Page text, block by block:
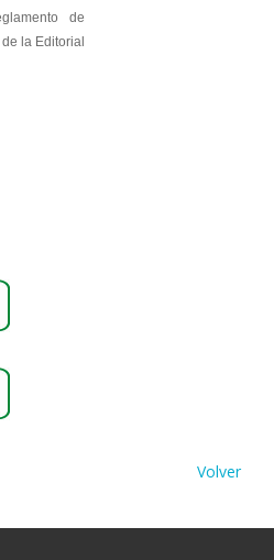
de
la Editorial
Volver